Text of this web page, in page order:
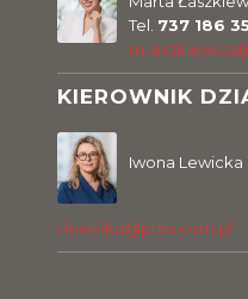
Tel. 737 186
KIEROWNIK
Iwona Lewicka
i.lewicka@pres.com.pl